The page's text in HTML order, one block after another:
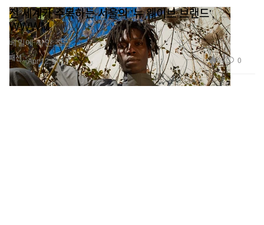
패션
전 세계가 주목하는 서울의 '뉴 웨이브 브랜드',
WWWM
베일에 싸인 집단.
Apr 12, 2019 69 0